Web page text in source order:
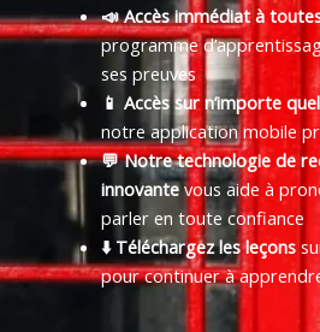
📣 Accès immédiat à
programme
ses preuves
📱 Accès sur n’importe
notre application mobile
💬 Notre technologie de
innovantevous aide à
parler en toute confiance
⬇️ Téléchargez les leçons
pour continuer à